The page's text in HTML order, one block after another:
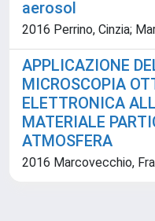
aerosol
2016 Perrino, Cinzia;
APPLICAZIONE
MICROSCOPIA
ELETTRONICA
MATERIALE
ATMOSFERA
2016 Marcovecchio,